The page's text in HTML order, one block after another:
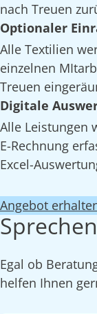
nach Treuen
Optionaler
Alle Textilien
einzelnen
Treuen
Digitale
Alle Leistungen
E-Rechnung
Excel-
Angebot
Egal ob
helfen Ihnen